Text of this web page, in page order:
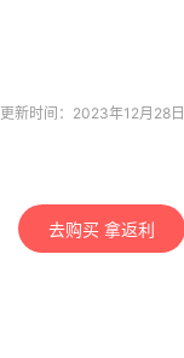
更新时间：2023年12月28日
去购买 拿返利